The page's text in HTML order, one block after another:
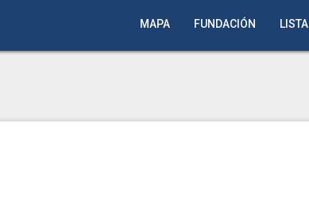
MAPA FUNDACIÓN LISTA